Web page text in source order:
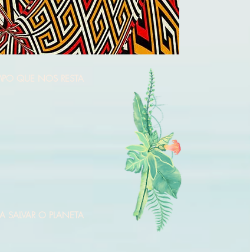
QUE NOS RESTA
SALVAR O PLANETA